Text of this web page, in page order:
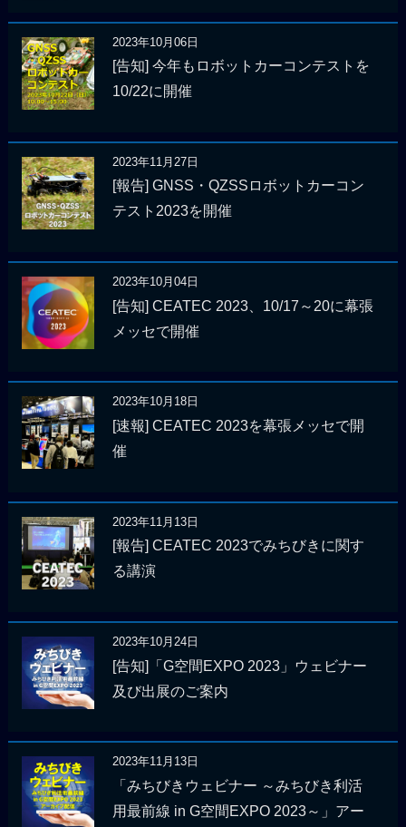
2023年10月06日
[告知] 今年もロボットカーコンテストを
10/22に開催
2023年11月27日
[報告] GNSS・QZSSロボットカーコン
テスト2023を開催
2023年10月04日
[告知] CEATEC 2023、10/17～20に幕張
メッセで開催
2023年10月18日
[速報] CEATEC 2023を幕張メッセで開
催
2023年11月13日
[報告] CEATEC 2023でみちびきに関す
る講演
2023年10月24日
[告知]「G空間EXPO 2023」ウェビナー
及び出展のご案内
2023年11月13日
「みちびきウェビナー ～みちびき利活
用最前線 in G空間EXPO 2023～」アー